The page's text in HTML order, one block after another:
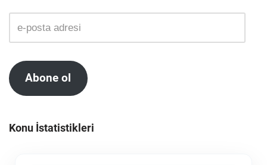
Abone ol
Konu İstatistikleri